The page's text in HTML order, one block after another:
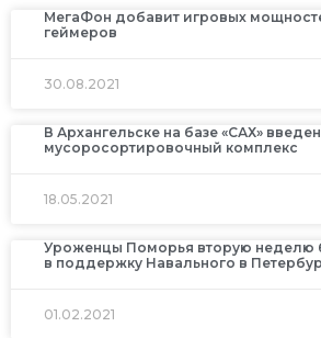
МегаФон добавит игровых
геймеров
30.08.2021
В Архангельске на базе «САХ»
мусоросортировочный комплекс
18.05.2021
Уроженцы Поморья вторую неделю
в поддержку Навального в
01.02.2021